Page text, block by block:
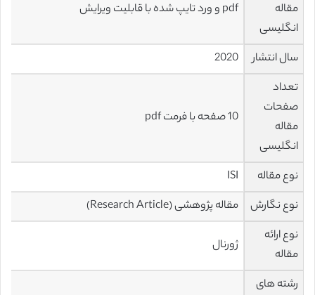
مقاله
انگلیسی
pdf و ورد تایپ شده با قابلیت ویرایش
سال انتشار
2020
تعداد
صفحات
مقاله
انگلیسی
10 صفحه با فرمت pdf
نوع مقاله
ISI
نوع نگارش
مقاله پژوهشی (Research Article)
نوع ارائه
مقاله
ژورنال
رشته های